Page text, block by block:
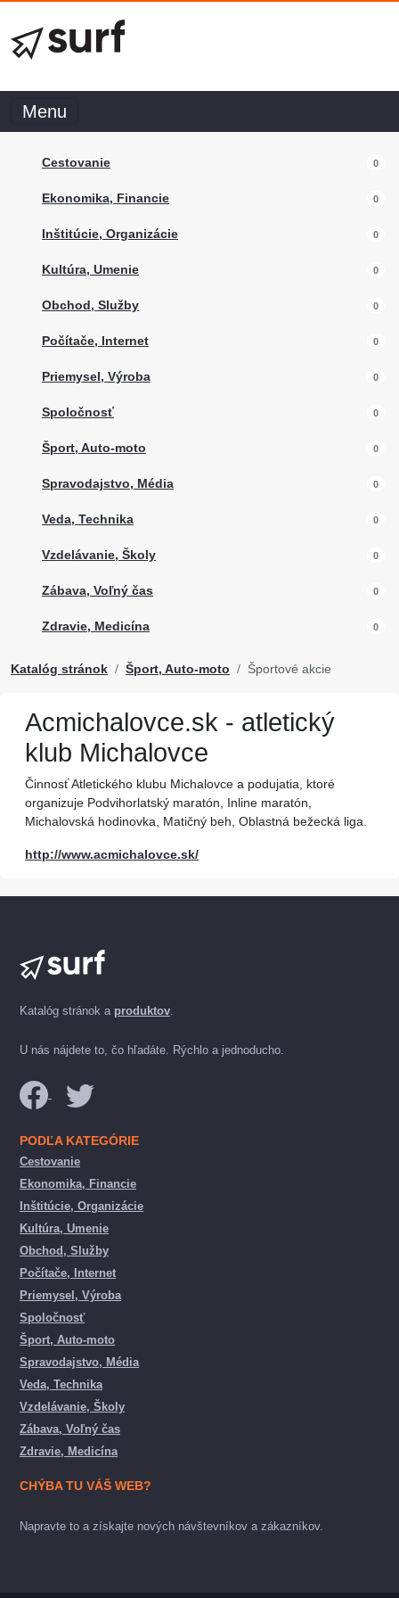
Menu
Cestovanie 0
Ekonomika, Financie 0
Inštitúcie, Organizácie 0
Kultúra, Umenie 0
Obchod, Služby 0
Počítače, Internet 0
Priemysel, Výroba 0
Spoločnosť 0
Šport, Auto-moto 0
Spravodajstvo, Média 0
Veda, Technika 0
Vzdelávanie, Školy 0
Zábava, Voľný čas 0
Zdravie, Medicína 0
Katalóg stránok Šport, Auto-moto Športové akcie
Acmichalovce.sk - atletický
klub Michalovce
Činnosť Atletického klubu Michalovce a podujatia, ktoré
organizuje Podvihorlatský maratón, Inline maratón,
Michalovská hodinovka, Matičný beh, Oblastná bežecká liga.
http://www.acmichalovce.sk/
Katalóg stránok a produktov.
U nás nájdete to, čo hľadáte. Rýchlo a jednoducho.
PODĽA KATEGÓRIE
Cestovanie
Ekonomika, Financie
Inštitúcie, Organizácie
Kultúra, Umenie
Obchod, Služby
Počítače, Internet
Priemysel, Výroba
Spoločnosť
Šport, Auto-moto
Spravodajstvo, Média
Veda, Technika
Vzdelávanie, Školy
Zábava, Voľný čas
Zdravie, Medicína
CHÝBA TU VÁŠ WEB?
Napravte to a získajte nových návštevníkov a zákazníkov.